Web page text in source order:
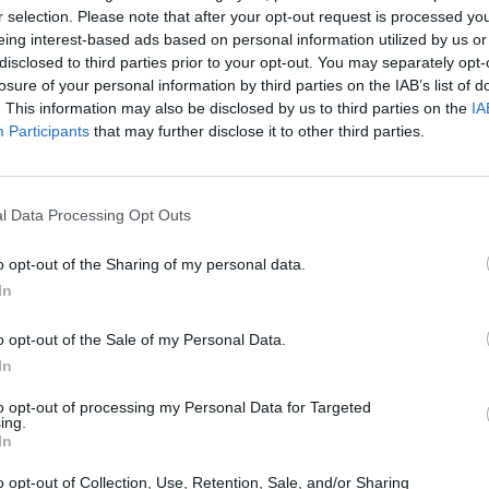
selection. Please note that after your opt-out request is processed
interest-based ads based on personal information utilized by us
to third parties prior to your opt-out. You may separately
of your personal information by third parties on the IAB’s list of
This information may also be disclosed by us to third parties on the
Participants that may further disclose it to other third parties.
Data Processing Opt Outs
opt-out of the Sharing of my personal data.
opt-out of the Sale of my Personal Data.
opt-out of processing my Personal Data for Targeted
opt-out of Collection, Use, Retention, Sale, and/or Sharing
környezet megvitatására, exkluzív kapcsolatteremtésre
magas szinten, első kézből.
idén a részvényalapok
a tavalyi évben kifejezetten rosszul
nézve nincs ok a panaszra: a legtöbb
10% fölötti
az ázsiai tőzsdéknél figyelhető meg némi visszaesés.
tudott elérni.
EGYÉRTELMŰEN A MESTERSÉGES
RÉSZÉT OLYAN MEGACAP CÉGEK ADTÁK,
AI FORRADALOM NYERTESEINEK TARTANAK.